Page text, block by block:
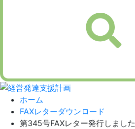
ホーム
FAXレターダウンロード
第345号FAXレター発行しました